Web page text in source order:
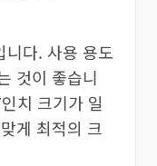
니다. 사용 용도
것이 좋습니
치 크기가 일
게 최적의 크